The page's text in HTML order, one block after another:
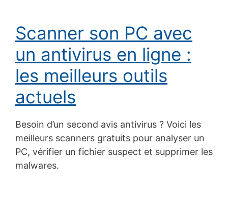
Scanner son PC avec
un antivirus en ligne :
les meilleurs outils
actuels
Besoin d’un second avis antivirus ? Voici les
meilleurs scanners gratuits pour analyser un
PC, vérifier un fichier suspect et supprimer les
malwares.